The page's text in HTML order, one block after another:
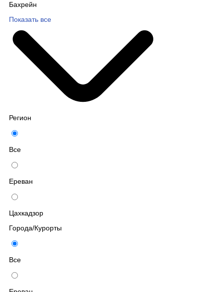
Бахрейн
Показать все
Регион
Все
Ереван
Цахкадзор
Города/Курорты
Все